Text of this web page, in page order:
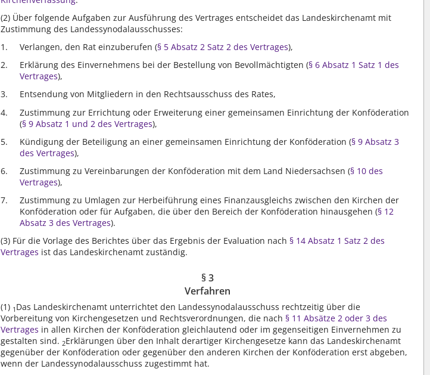
(2) Über folgende Aufgaben zur Ausführung des Vertrages entscheidet das Landeskirchenamt mit
Zustimmung des Landessynodalausschusses:
Verlangen, den Rat einzuberufen (§ 5 Absatz 2 Satz 2 des Vertrages),
Erklärung des Einvernehmens bei der Bestellung von Bevollmächtigten (§ 6 Absatz 1 Satz 1 des
Vertrages),
Entsendung von Mitgliedern in den Rechtsausschuss des Rates,
Zustimmung zur Errichtung oder Erweiterung einer gemeinsamen Einrichtung der Konföderation
(§ 9 Absatz 1 und 2 des Vertrages),
Kündigung der Beteiligung an einer gemeinsamen Einrichtung der Konföderation (§ 9 Absatz 3
des Vertrages),
Zustimmung zu Vereinbarungen der Konföderation mit dem Land Niedersachsen (§ 10 des
Vertrages),
Zustimmung zu Umlagen zur Herbeiführung eines Finanzausgleichs zwischen den Kirchen der
Konföderation oder für Aufgaben, die über den Bereich der Konföderation hinausgehen (§ 12
Absatz 3 des Vertrages).
(3) Für die Vorlage des Berichtes über das Ergebnis der Evaluation nach § 14 Absatz 1 Satz 2 des
Vertrages ist das Landeskirchenamt zuständig.
§ 3
Verfahren
(1) 1 Das Landeskirchenamt unterrichtet den Landessynodalausschuss rechtzeitig über die
Vorbereitung von Kirchengesetzen und Rechtsverordnungen, die nach § 11 Absätze 2 oder 3 des
Vertrages in allen Kirchen der Konföderation gleichlautend oder im gegenseitigen Einvernehmen zu
gestalten sind. 2Erklärungen über den Inhalt derartiger Kirchengesetze kann das Landeskirchenamt
gegenüber der Konföderation oder gegenüber den anderen Kirchen der Konföderation erst abgeben,
wenn der Landessynodalausschuss zugestimmt hat.